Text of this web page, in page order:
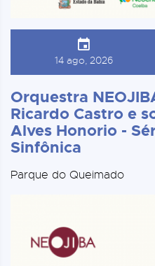
14 ago, 2026
Orquestra
Ricardo Castro e
Alves Honorio -
Sinfônica
Parque do Queimado